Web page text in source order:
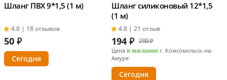
Шланг ПВХ 9*1,5 (1 м)
4.8 | 18 отзывов
50 ₽
Сегодня
Шланг силиконовый 12*1,5
(1 м)
4.8 | 21 отзыв
194 ₽ 200 ₽
Цена в магазине г. Комсомольск-на-
Амуре
Сегодня